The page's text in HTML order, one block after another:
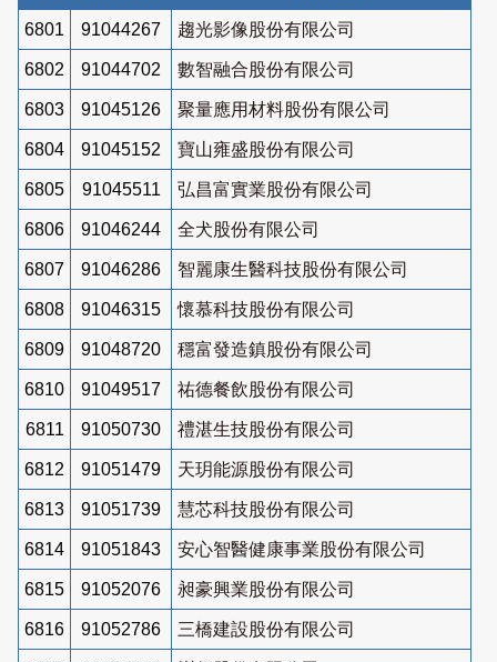
6801 91044267 趨光影像股份有限公司
6802 91044702 數智融合股份有限公司
6803 91045126 聚量應用材料股份有限公司
6804 91045152 寶山雍盛股份有限公司
6805 91045511 弘昌富實業股份有限公司
6806 91046244 全犬股份有限公司
6807 91046286 智麗康生醫科技股份有限公司
6808 91046315 懷慕科技股份有限公司
6809 91048720 穩富發造鎮股份有限公司
6810 91049517 祐德餐飲股份有限公司
6811 91050730 禮湛生技股份有限公司
6812 91051479 天玥能源股份有限公司
6813 91051739 慧芯科技股份有限公司
6814 91051843 安心智醫健康事業股份有限公司
6815 91052076 昶豪興業股份有限公司
6816 91052786 三橋建設股份有限公司